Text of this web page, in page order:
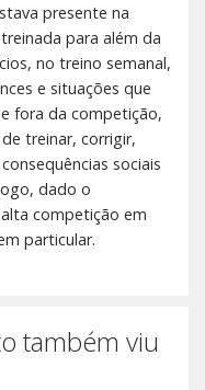
presente na
para além da
no treino semanal,
e situações que
fora da competição,
treinar, corrigir,
sociais
dado o
competição em
particular.
também viu